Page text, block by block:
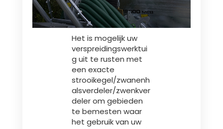
Het is mogelijk uw
verspreidingswerktui
g uit te rusten met
een exacte
strooikegel/zwanenh
alsverdeler/zwenkver
deler om gebieden
te bemesten waar
het gebruik van uw